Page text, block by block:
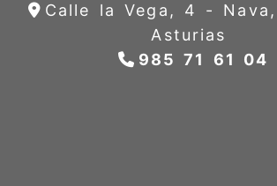
Calle la Vega, 4 - Nava,
Asturias
985 71 61 04